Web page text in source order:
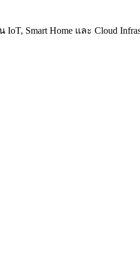
Smart Home และ Cloud